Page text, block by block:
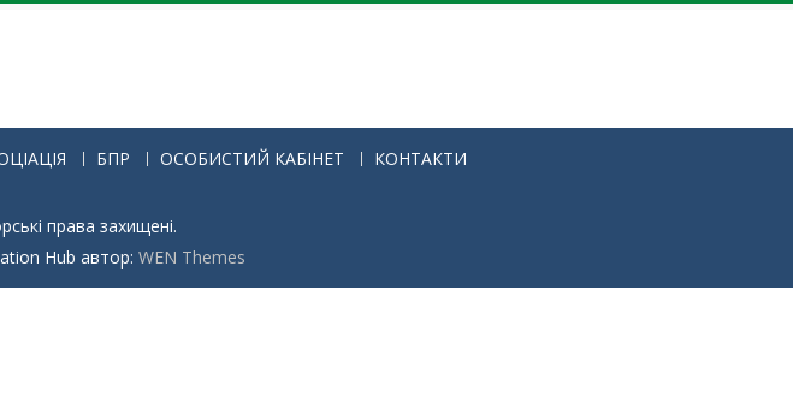
БПР ОСОБИСТИЙ КАБІНЕТ КОНТАКТИ
права захищені.
Hub автор: WEN Themes